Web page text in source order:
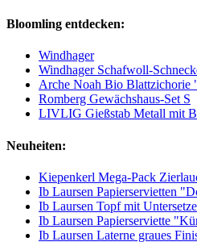
Bloomling entdecken:
Windhager
Windhager Schafwoll-
Arche Noah Bio Blattzichorie
Romberg Gewächshaus-Set S
LIVLIG Gießstab Metall mit
Neuheiten:
Kiepenkerl Mega-Pack
Ib Laursen Papierservietten
Ib Laursen Topf mit
Ib Laursen Papierserviette
Ib Laursen Laterne graues